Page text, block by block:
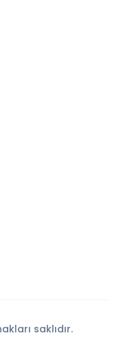
saklıdır.